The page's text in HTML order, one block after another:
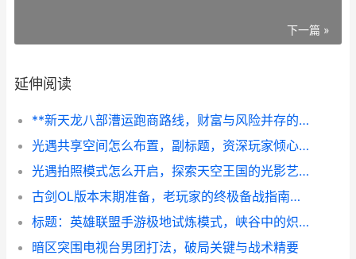
下一篇 »
延伸阅读
**新天龙八部漕运跑商路线，财富与风险并存的江湖生计，副标题，一条银两滚滚的漕运指南**
光遇共享空间怎么布置，副标题，资深玩家倾心分享氛围营造心得
光遇拍照模式怎么开启，探索天空王国的光影艺术
古剑OL版本末期准备，老玩家的终极备战指南，副标题，静待新篇的沉淀与绽放
标题：英雄联盟手游极地试炼模式，峡谷中的炽热狂想曲
暗区突围电视台男团打法，破局关键与战术精要